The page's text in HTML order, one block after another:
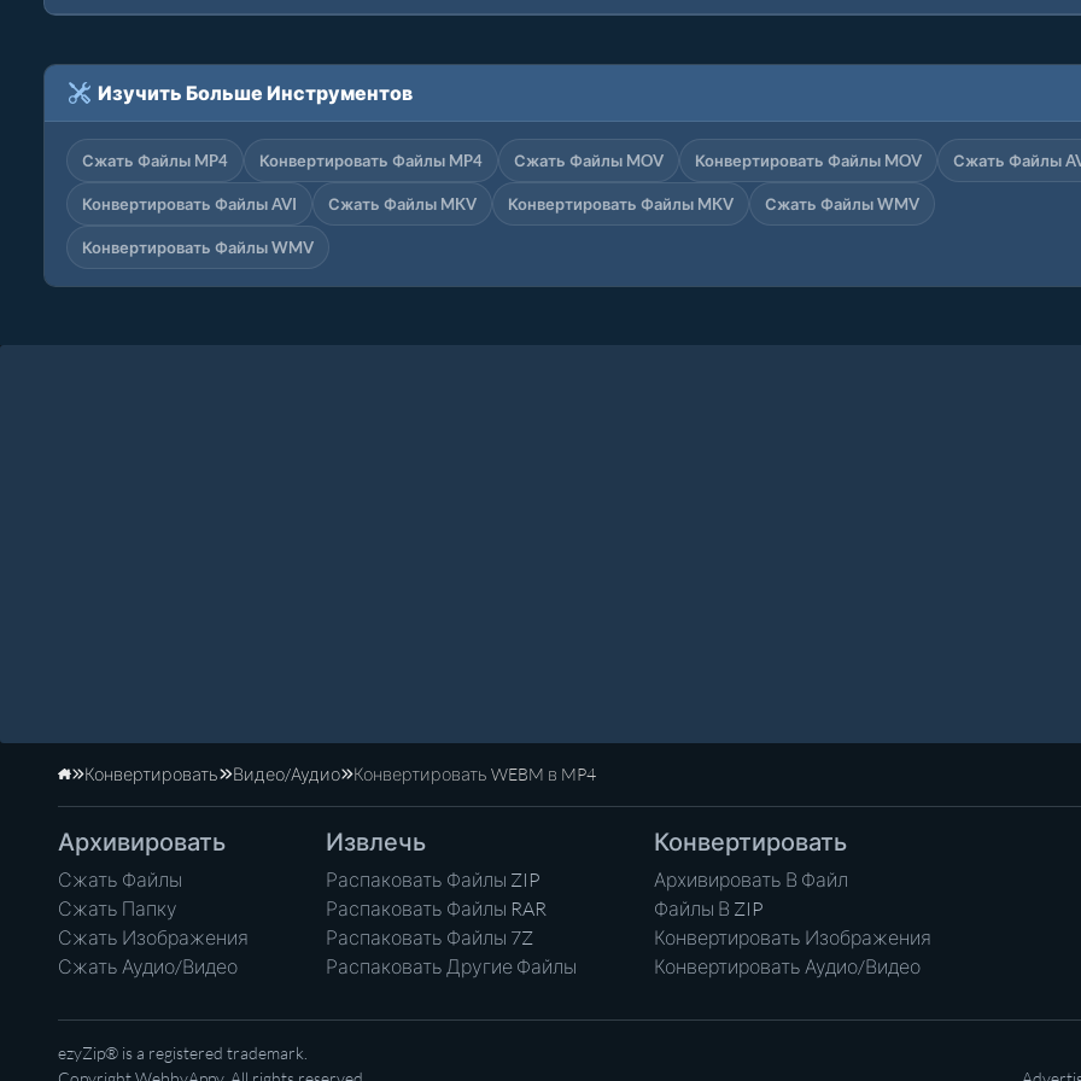
Изучить Больше Инструментов
Сжать Файлы MP4 Конвертировать Файлы MP4 Сжать Файлы MOV Конвертировать Файлы MOV Сжать Файлы
Конвертировать Файлы AVI Сжать Файлы MKV Конвертировать Файлы MKV Сжать Файлы WMV
Конвертировать Файлы WMV
Главная
Конвертировать Видео/Аудио Конвертировать WEBM в MP4
Архивировать
Сжать Файлы
Сжать Папку
Сжать Изображения
Сжать Аудио/Видео
Извлечь
Распаковать Файлы ZIP
Распаковать Файлы RAR
Распаковать Файлы 7Z
Распаковать Другие Файлы
Конвертировать
Архивировать В Файл
Файлы В ZIP
Конвертировать Изображения
Конвертировать Аудио/Видео
ezyZip® is a registered trademark.